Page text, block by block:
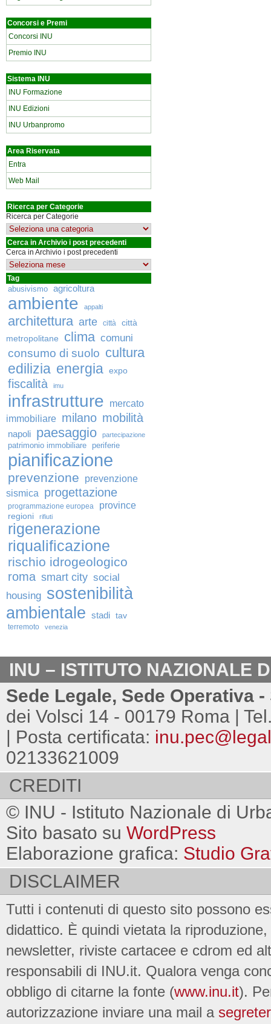
Concorsi e Premi
Concorsi INU
Premio INU
Sistema INU
INU Formazione
INU Edizioni
INU Urbanpromo
Area Riservata
Entra
Web Mail
Ricerca per Categorie
Ricerca per Categorie
Cerca in Archivio i post precedenti
Cerca in Archivio i post precedenti
Tag
abusivismo agricoltura
ambiente appalti
architettura arte città
città
metropolitane
clima comuni
consumo di suolo cultura
edilizia energia expo
fiscalità imu
infrastrutture
mercato
immobiliare milano mobilità
napoli paesaggio partecipazione
patrimonio immobiliare periferie
pianificazione
prevenzione
prevenzione
sismica
progettazione
programmazione europea province
regioni rifiuti
rigenerazione
riqualificazione
rischio idrogeologico
roma smart city social
housing sostenibilità
ambientale stadi tav
terremoto venezia
INU – ISTITUTO NAZIONALE
Sede Legale, Sede Operativa
dei Volsci 14 - 00179 Roma |
| Posta certificata:
02133621009
CREDITI
© INU - Istituto Nazionale di
Sito basato su WordPress
Elaborazione grafica: Studio
DISCLAIMER
Tutti i contenuti di questo sito possono
didattico. È quindi vietata la
newsletter, riviste cartacee e cdrom ed
responsabili di INU.it. Qualora venga
obbligo di citarne la fonte (www.inu.it).
autorizzazione inviare una mail a